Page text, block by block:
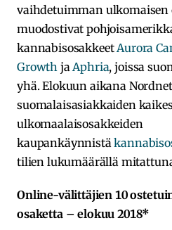
vaihdetuimman ulkomaisen
muodostivat
kannabisosakkeet Aurora
Growth ja Aphria, joissa
yhä. Elokuun aikana
suomalaisasiakkaiden
ulkomaalaisosakkeiden
kaupankäynnistä
tilien lukumäärällä
Online-välittäjien 10
osaketta – elokuu 2018*